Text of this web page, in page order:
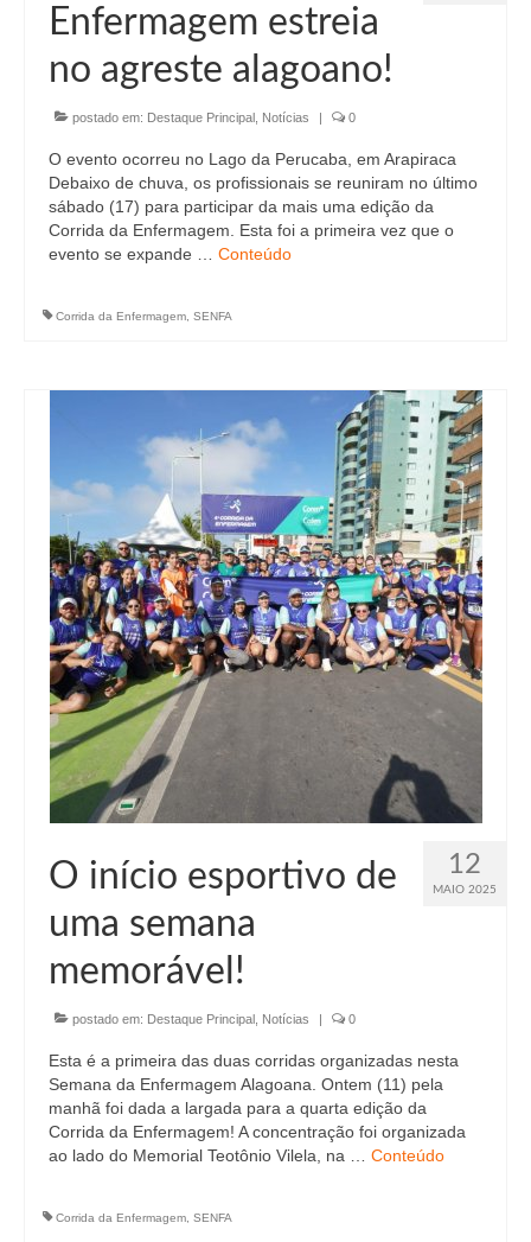
Fale Conosco
Enfermagem estreia
no agreste alagoano!
postado em: Destaque Principal Notícias | 0
O evento ocorreu no Lago da Perucaba, em Arapiraca
Debaixo de chuva, os profissionais se reuniram no último
sábado (17) para participar da mais uma edição da
Corrida da Enfermagem. Esta foi a primeira vez que o
evento se expande … Conteúdo
Corrida da Enfermagem SENFA
12
MAIO 2025
O início esportivo de
uma semana
memorável!
postado em: Destaque Principal Notícias | 0
Esta é a primeira das duas corridas organizadas nesta
Semana da Enfermagem Alagoana. Ontem (11) pela
manhã foi dada a largada para a quarta edição da
Corrida da Enfermagem! A concentração foi organizada
ao lado do Memorial Teotônio Vilela, na … Conteúdo
Corrida da Enfermagem SENFA